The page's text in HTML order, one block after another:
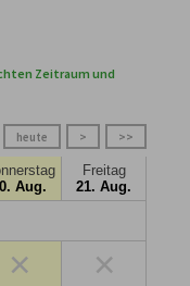
Zeitraum und
>>
>
heute
Aug.
Freitag
21. Aug.
× ×